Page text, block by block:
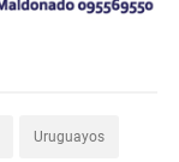
Uruguayos